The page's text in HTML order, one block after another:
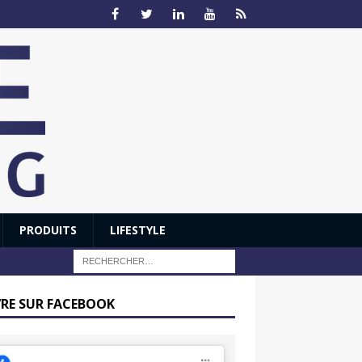
PRODUITS LIFESTYLE
SUR FACEBOOK